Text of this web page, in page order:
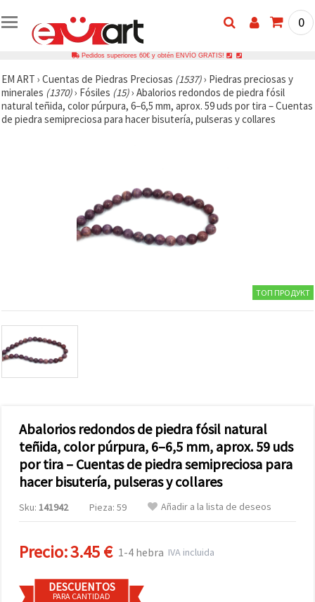
0
Pedidos superiores 60€ y obtén ENVÍO GRATIS!
EM ART › Cuentas de Piedras Preciosas (1537)› Piedras preciosas y
minerales (1370)› Fósiles (15)› Abalorios redondos de piedra fósil
natural teñida, color púrpura, 6–6,5 mm, aprox. 59 uds por tira – Cuentas
de piedra semipreciosa para hacer bisutería, pulseras y collares
ТОП ПРОДУКТ
Abalorios redondos de piedra fósil natural
teñida, color púrpura, 6–6,5 mm, aprox. 59 uds
por tira – Cuentas de piedra semipreciosa para
hacer bisutería, pulseras y collares
Sku: 141942 Pieza: 59 Añadir a la lista de deseos
Precio:3.45 € 1-4 hebra IVA incluida
DESCUENTOS
PARA CANTIDAD